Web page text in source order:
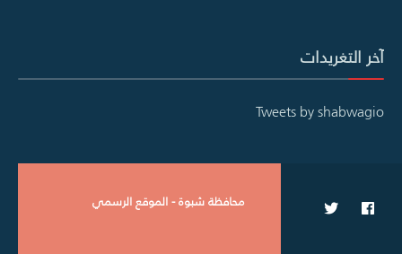
آخر التغريدات
Tweets by shabwagio
محافظة شبوة - الموقع الرسمي